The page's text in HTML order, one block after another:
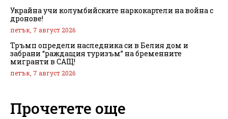
Украйна учи колумбийските наркокартели на война с
дронове!
петък, 7 август 2026
Тръмп определи наследника си в Белия дом и
забрани “раждащия туризъм” на бременните
мигранти в САЩ!
петък, 7 август 2026
Прочетете още